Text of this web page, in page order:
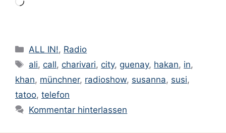
Wird
Kategorien
ALL IN!, Radio
Schlagwörter
ali,call,charivari,city,guenay, hakan, in,
khan, münchner, radioshow, susanna, susi,
tatoo, telefon
Kommentar hinterlassen